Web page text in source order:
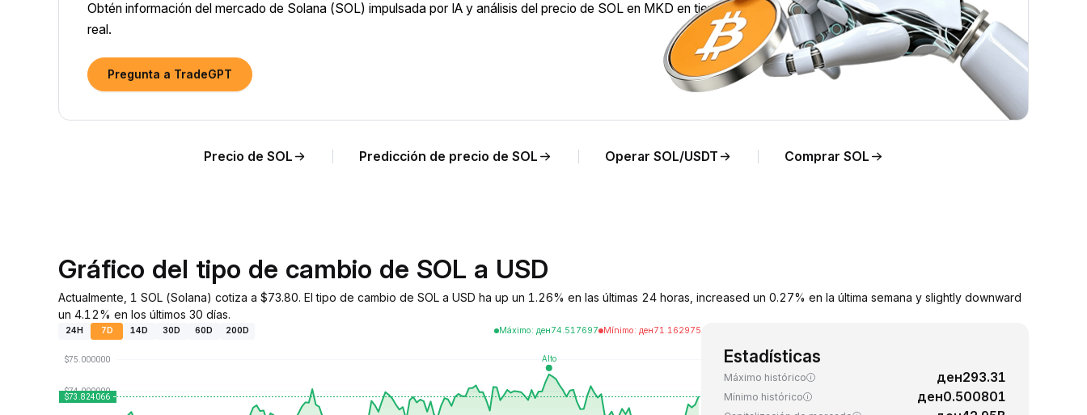
Obtén información del mercado de Solana (SOL) impulsada por IA y análisis del precio de SOL en MKD en tiempo
real.
Pregunta a TradeGPT
Precio de SOL Predicción de precio de SOL Operar SOL/USDT Comprar SOL
Gráfico del tipo de cambio de SOL a USD
Actualmente, 1 SOL (Solana) cotiza a $73.80. El tipo de cambio de SOL a USD ha up un 1.26% en las últimas 24 horas, increased un 0.27% en la última semana y slightly downward
un 4.12% en los últimos 30 días.
24H 7D 14D 30D 60D 200D Máximo: ден74.517697 Mínimo: ден71.162975
Estadísticas
Máximo histórico ден293.31
Mínimo histórico ден0.500801